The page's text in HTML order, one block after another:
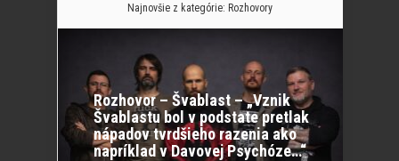
Najnovšie z kategórie: Rozhovory
Rozhovor – Švablast – „Vznik
Švablastu bol v podstate pretlak
nápadov tvrdšieho razenia ako
napríklad v Davovej Psychóze…“